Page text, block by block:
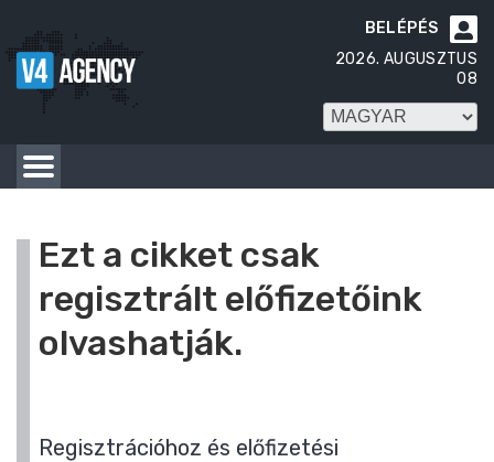

BELÉPÉS
2026. AUGUSZTUS
08
Ezt a cikket csak
regisztrált előfizetőink
olvashatják.
Regisztrációhoz és előfizetési